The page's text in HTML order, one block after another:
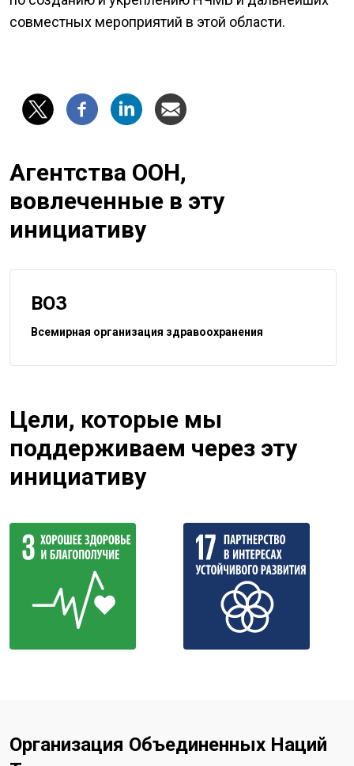
совместных мероприятий в этой области.
Агентства ООН,
вовлеченные в эту
инициативу
ВОЗ
Всемирная организация здравоохранения
Цели, которые мы
поддерживаем через эту
инициативу
Организация Объединенных Наций